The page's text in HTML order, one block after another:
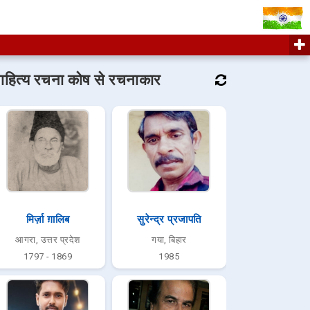
रचना कोष से रचनाकार
मिर्ज़ा ग़ालिब
आगरा, उत्तर प्रदेश
1797 - 1869
सुरेन्द्र प्रजापति
गया, बिहार
1985